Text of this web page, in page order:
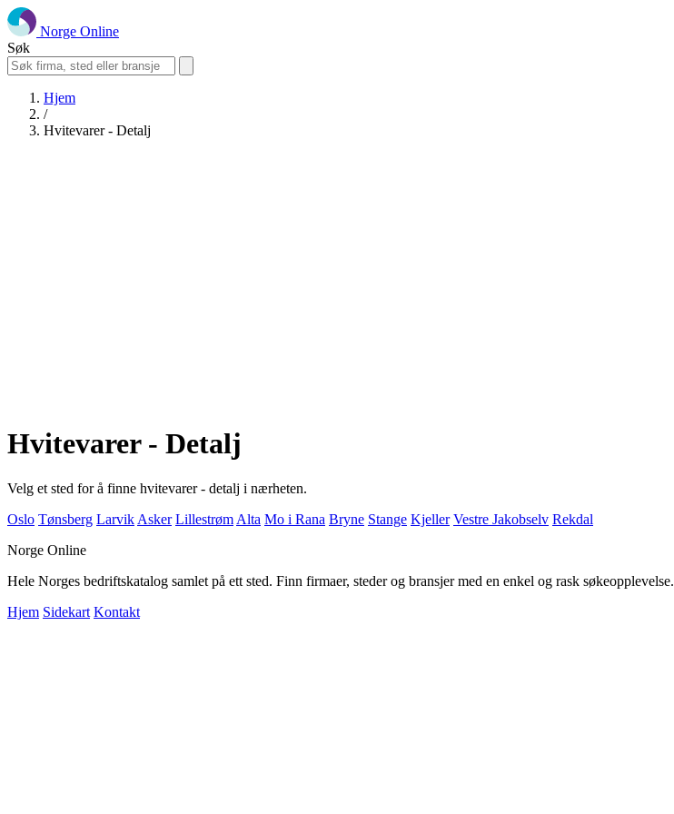
Norge Online
Søk
Hjem
/
Hvitevarer - Detalj
Hvitevarer - Detalj
Velg et sted for å finne hvitevarer - detalj i nærheten.
Oslo Tønsberg Larvik Asker Lillestrøm Alta Mo i Rana Bryne Stange Kjeller Vestre Jakobselv Rekdal
Norge Online
Hele Norges bedriftskatalog samlet på ett sted. Finn firmaer, steder og bransjer med en enkel og rask søkeopplevelse.
Hjem Sidekart Kontakt